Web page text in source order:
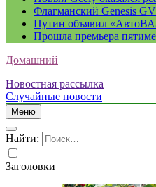
Флагманский Genesis
Путин объявил
Прошла премьера
Домашний
Новостная рассылка
Случайные новости
Меню
Найти:
Заголовки